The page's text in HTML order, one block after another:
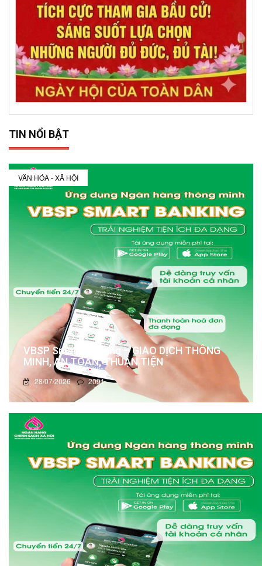
TIN NỔI BẬT
VĂN HÓA - XÃ HỘI
VBSP Smart Banking – GIAO DỊCH THÔNG
MINH, AN TOÀN, THUẬN TIỆN
28/07/2026 2091